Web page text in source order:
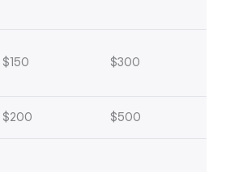
$150 $300
$200 $500